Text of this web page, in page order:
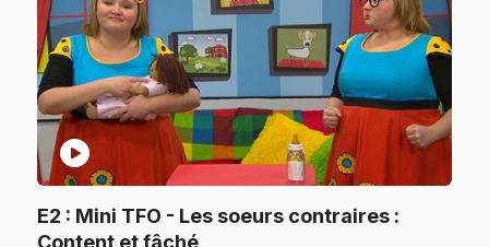
play_circle
E2 : Mini TFO - Les soeurs contraires :
Content et fâché.